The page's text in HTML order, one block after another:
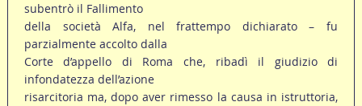
subentrò il Fallimento
della società Alfa, nel frattempo dichiarato – fu
parzialmente accolto dalla
Corte d’appello di Roma che, ribadì il giudizio di
infondatezza dell’azione
risarcitoria ma, dopo aver rimesso la causa in istruttoria,